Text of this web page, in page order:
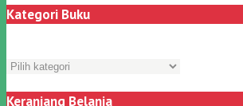
Kategori Buku
Keranjang Belanja